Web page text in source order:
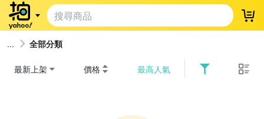
登
全部分類
最新上架 價格 最高人氣